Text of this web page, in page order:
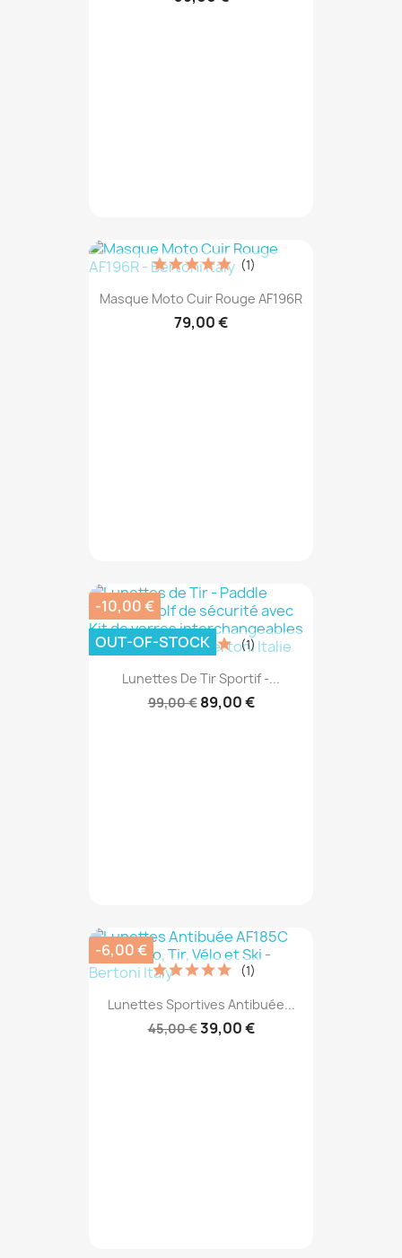
Masque Moto Cuir Rouge AF196R
79,00 €
(1)
Lunettes De Tir Sportif -...
99,00 € 89,00 €
(1)
-10,00 €
OUT-OF-STOCK
Lunettes Sportives Antibuée...
45,00 €39,00 €
(1)
-6,00 €